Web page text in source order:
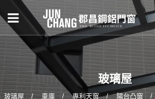
玻璃屋
玻璃屋 車庫 專利天窗 陽台凸窗